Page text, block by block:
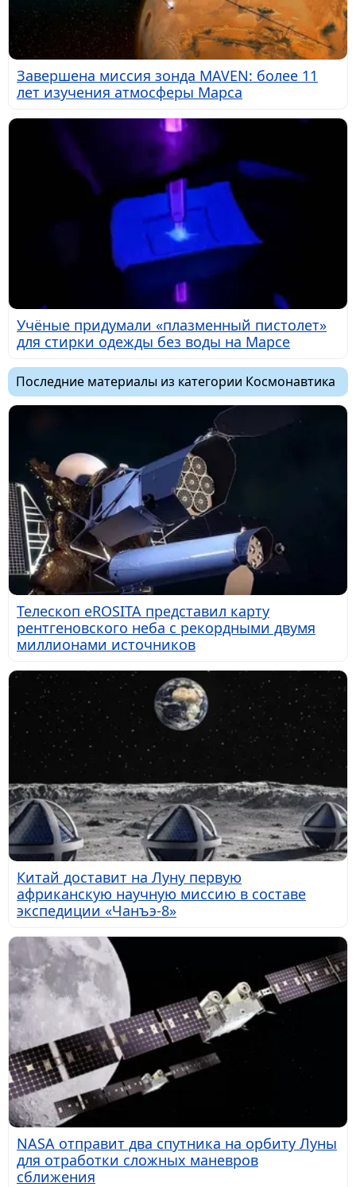
Завершена миссия зонда MAVEN: более 11
лет изучения атмосферы Марса
Учёные придумали «плазменный пистолет»
для стирки одежды без воды на Марсе
Последние материалы из категории Космонавтика
Телескоп eROSITA представил карту
рентгеновского неба с рекордными двумя
миллионами источников
Китай доставит на Луну первую
африканскую научную миссию в составе
экспедиции «Чанъэ-8»
NASA отправит два спутника на орбиту Луны
для отработки сложных маневров
сближения